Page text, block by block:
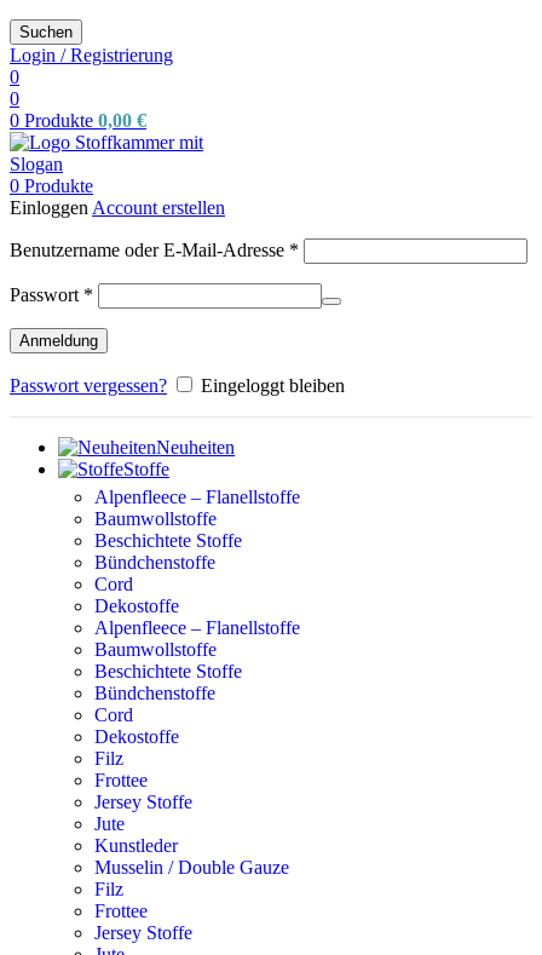
Suchen
Login / Registrierung
0
0
0 Produkte 0,00 €
0 Produkte
Einloggen Account erstellen
Benutzername oder E-Mail-Adresse *
Passwort *
Anmeldung
Passwort vergessen? Eingeloggt bleiben
Neuheiten
Stoffe
Alpenfleece – Flanellstoffe
Baumwollstoffe
Beschichtete Stoffe
Bündchenstoffe
Cord
Dekostoffe
Alpenfleece – Flanellstoffe
Baumwollstoffe
Beschichtete Stoffe
Bündchenstoffe
Cord
Dekostoffe
Filz
Frottee
Jersey Stoffe
Jute
Kunstleder
Musselin / Double Gauze
Filz
Frottee
Jersey Stoffe